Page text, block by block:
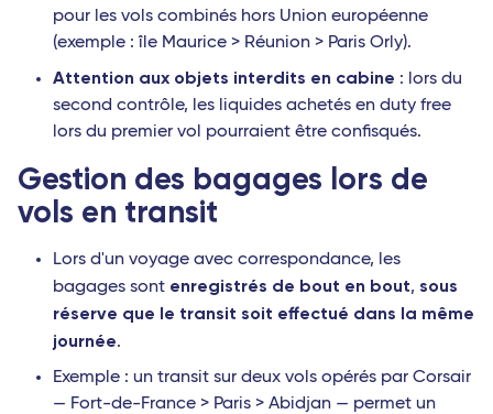
pour les vols combinés hors Union européenne
(exemple : île Maurice > Réunion > Paris Orly).
Attention aux objets interdits en cabine : lors du
second contrôle, les liquides achetés en duty free
lors du premier vol pourraient être confisqués.
Gestion des bagages lors de
vols en transit
Lors d'un voyage avec correspondance, les
bagages sont enregistrés de bout en bout, sous
réserve que le transit soit effectué dans la même
journée.
Exemple : un transit sur deux vols opérés par Corsair
— Fort-de-France > Paris > Abidjan — permet un